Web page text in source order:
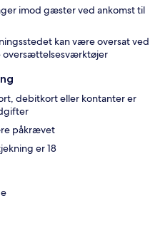
imod gæster ved ankomst til
kan være oversat ved
oversættelsesværktøjer
debitkort eller kontanter er
påkrævet
er 18